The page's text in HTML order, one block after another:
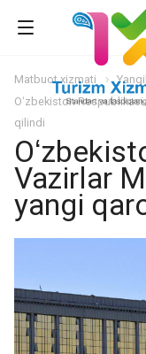
Matbuot xizmati
Oʻzbekiston
qilindi
Vazirlar
yangi